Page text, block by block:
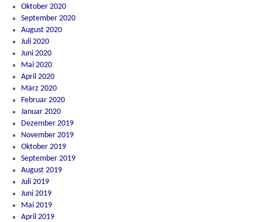
Oktober 2020
September 2020
August 2020
Juli 2020
Juni 2020
Mai 2020
April 2020
März 2020
Februar 2020
Januar 2020
Dezember 2019
November 2019
Oktober 2019
September 2019
August 2019
Juli 2019
Juni 2019
Mai 2019
April 2019